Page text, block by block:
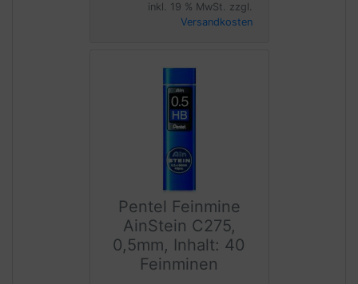
inkl. 19 % MwSt. zzgl.
Versandkosten
Pentel Feinmine
AinStein C275,
0,5mm, Inhalt: 40
Feinminen